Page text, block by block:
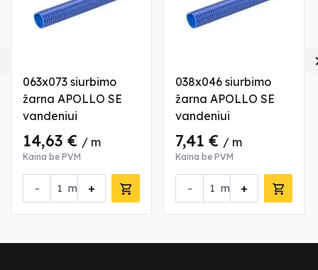
063x073 siurbimo
žarna APOLLO SE
vandeniui
14,63 € / m
Kaina be PVM
- +
m
038x046 siurbimo
žarna APOLLO SE
vandeniui
7,41 € / m
Kaina be PVM
- +
m